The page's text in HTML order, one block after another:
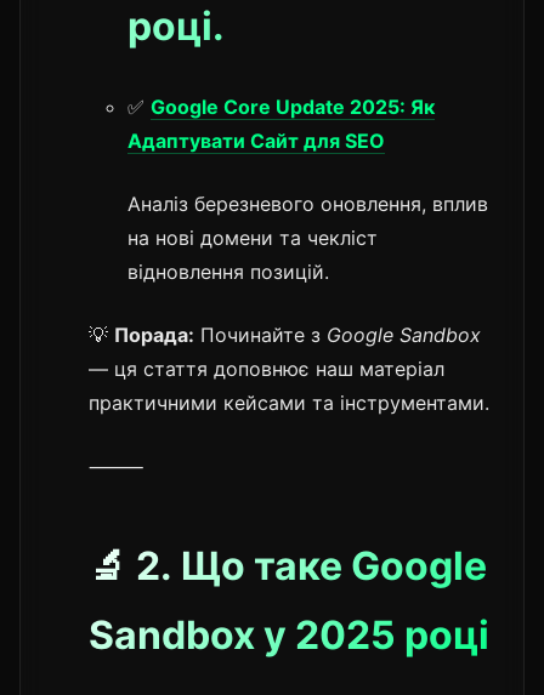
році.
✅ Google Core Update 2025: Як
Адаптувати Сайт для SEO
Аналіз березневого оновлення, вплив
на нові домени та чекліст
відновлення позицій.
💡 Порада: Починайте з Google Sandbox
— ця стаття доповнює наш матеріал
практичними кейсами та інструментами.
⸻
🔬 2. Що таке Google
Sandbox у 2025 році